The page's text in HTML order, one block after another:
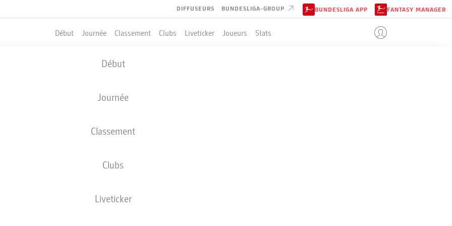
DIFFUSEURS BUNDESLIGA-GROUP BUNDESLIGA APP FANTASY MANAGER
Début Journée Classement Clubs Liveticker Joueurs Stats
Début
Journée
Classement
Clubs
Liveticker